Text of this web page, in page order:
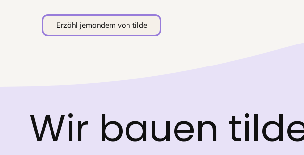
Erzähl jemandem von tilde
Wir bauen